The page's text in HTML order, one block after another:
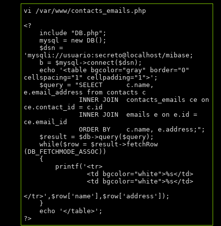
vi /var/www/contacts_emails.php
<?
    mysql = new DB();
'mysqli://usuario:secreto@localhost/mibase;
    echo '<table bgcolor="gray" border="0"
cellspacing="1" cellpadding="1">';
e.email_address from contacts c
ce.contact_id = c.id
ce.email_id
              ORDER BY    c.name, e.address;";
    while($row = $result->fetchRow
(DB_FETCHMODE_ASSOC))
                <td bgcolor="white">%s</td>
                <td bgcolor="white">%s</td>
</tr>',$row['name'],$row['address']);
    echo '</table>';